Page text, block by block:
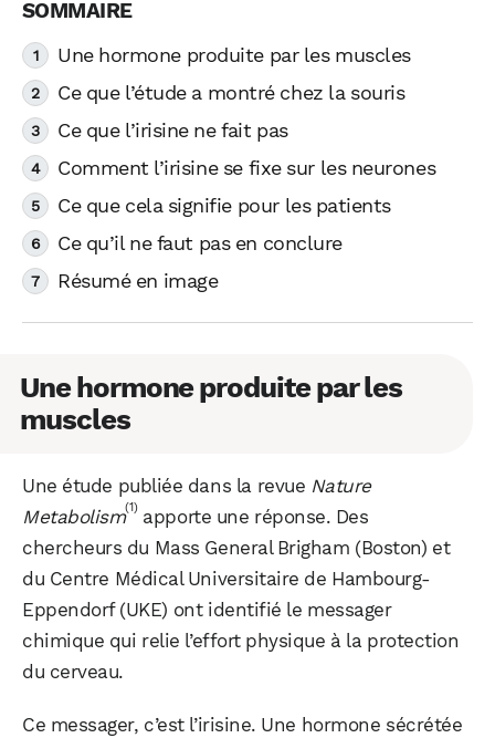
Une hormone produite par les muscles
Ce que l’étude a montré chez la souris
Ce que l’irisine ne fait pas
Comment l’irisine se fixe sur les neurones
Ce que cela signifie pour les patients
Ce qu’il ne faut pas en conclure
Résumé en image
Une hormone produite par les
muscles
Une étude publiée dans la revue Nature
Metabolism(1) apporte une réponse. Des
chercheurs du Mass General Brigham (Boston) et
du Centre Médical Universitaire de Hambourg-
Eppendorf (UKE) ont identifié le messager
chimique qui relie l’effort physique à la protection
du cerveau.
Ce messager, c’est l’irisine. Une hormone sécrétée